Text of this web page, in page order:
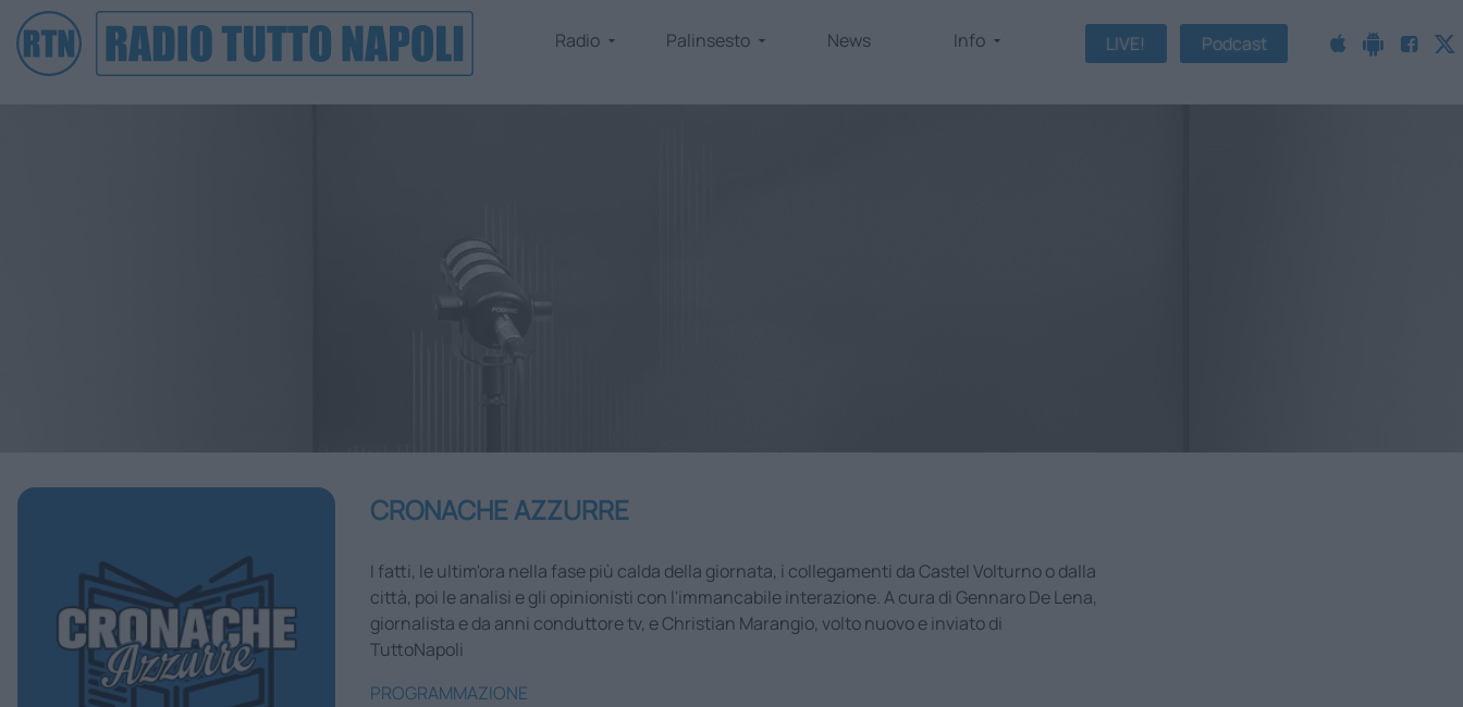
Radio Palinsesto News Info LIVE! Podcast
CRONACHE AZZURRE
I fatti, le ultim'ora nella fase più calda della giornata, i collegamenti da Castel Volturno o dalla
città, poi le analisi e gli opinionisti con l'immancabile interazione. A cura di Gennaro De Lena,
giornalista e da anni conduttore tv, e Christian Marangio, volto nuovo e inviato di
TuttoNapoli
PROGRAMMAZIONE